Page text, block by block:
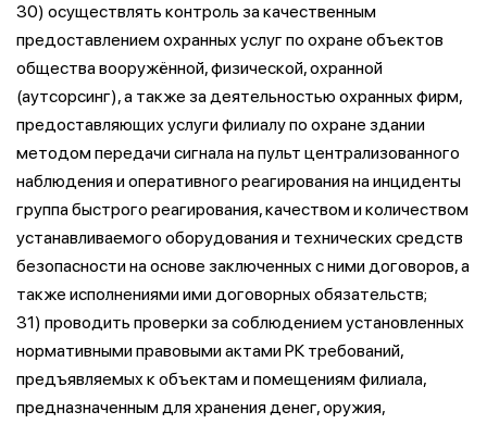
30) осуществлять контроль за качественным
предоставлением охранных услуг по охране объектов
общества вооружённой, физической, охранной
(аутсорсинг), а также за деятельностью охранных фирм,
предоставляющих услуги филиалу по охране здании
методом передачи сигнала на пульт централизованного
наблюдения и оперативного реагирования на инциденты
группа быстрого реагирования, качеством и количеством
устанавливаемого оборудования и технических средств
безопасности на основе заключенных с ними договоров, а
также исполнениями ими договорных обязательств;
31) проводить проверки за соблюдением установленных
нормативными правовыми актами РК требований,
предъявляемых к объектам и помещениям филиала,
предназначенным для хранения денег, оружия,